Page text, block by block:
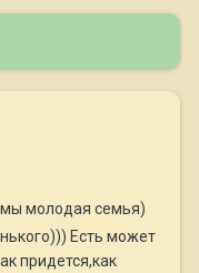
мы молодая семья)
Есть может
придется,как